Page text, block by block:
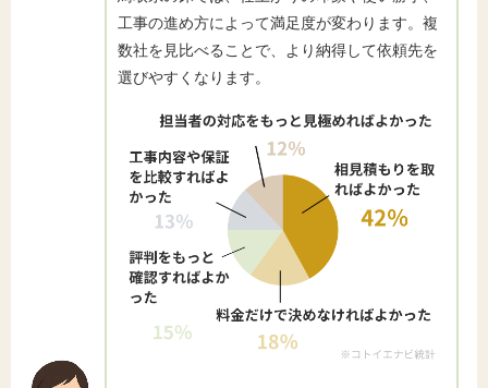
工事の進め方によって満足度が変わります。複
数社を見比べることで、より納得して依頼先を
選びやすくなります。